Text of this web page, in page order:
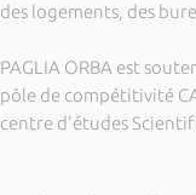
des logements, des
PAGLIA ORBA est
pôle de compétitivité
centre d'études